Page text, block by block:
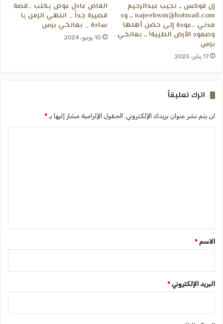
إن فوكس ــ نجيب عبدالرحيم
najeebwm@hotmail.com ــ ود
مدني ..عودة إلى حضن أهلها
وصمود الأرض الطيبة! ــ بعانخي
برس
17 يناير، 2025
القاص عادل عوض يكتب ..قصة
قصيرة جداً _ انتهي الزمن يا
سادة _ بعانخي برس
10 يونيو، 2024
اترك تعليقاً
لن يتم نشر عنوان بريدك الإلكتروني. الحقول الإلزامية مشار إليها بـ *
*
الاسم *
البريد الإلكتروني *